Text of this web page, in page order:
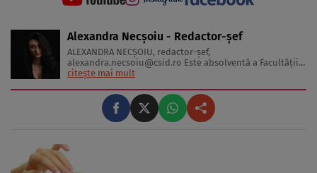
Alexandra Necșoiu - Redactor-șef
ALEXANDRA NECŞOIU, redactor-șef,
alexandra.necsoiu@csid.ro Este absolventă a Facultăţii
de Jurnalism şi Ştiinţele Comunicării şi deţine o diplomă
Iubeşte să scrie şi nu se vede făcând altceva, acesta fiind
visul ei încă de pe ...
citește mai mult